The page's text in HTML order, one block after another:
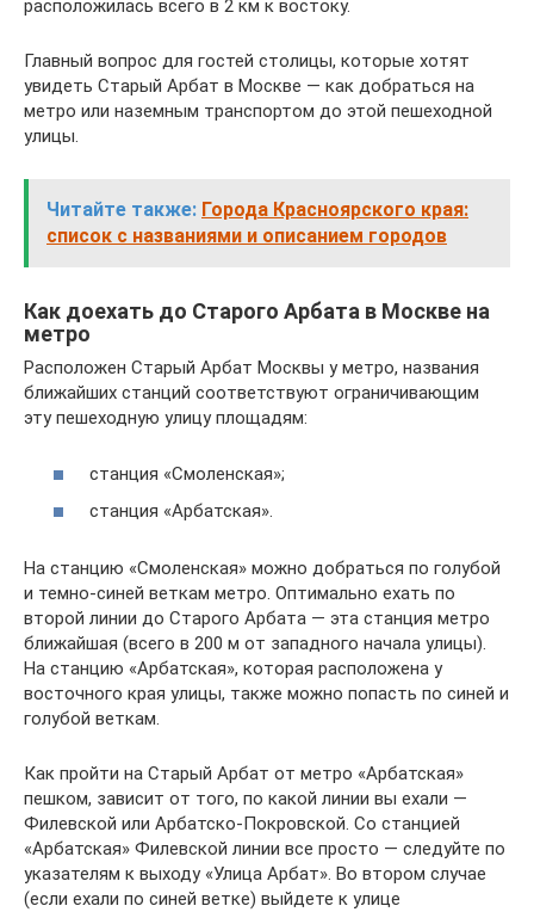
расположилась всего в 2 км к востоку.
Главный вопрос для гостей столицы, которые хотят
увидеть Старый Арбат в Москве — как добраться на
метро или наземным транспортом до этой пешеходной
улицы.
Читайте также: Города Красноярского края:
список с названиями и описанием городов
Как доехать до Старого Арбата в Москве на
метро
Расположен Старый Арбат Москвы у метро, названия
ближайших станций соответствуют ограничивающим
эту пешеходную улицу площадям:
станция «Смоленская»;
станция «Арбатская».
На станцию «Смоленская» можно добраться по голубой
и темно-синей веткам метро. Оптимально ехать по
второй линии до Старого Арбата — эта станция метро
ближайшая (всего в 200 м от западного начала улицы).
На станцию «Арбатская», которая расположена у
восточного края улицы, также можно попасть по синей и
голубой веткам.
Как пройти на Старый Арбат от метро «Арбатская»
пешком, зависит от того, по какой линии вы ехали —
Филевской или Арбатско-Покровской. Со станцией
«Арбатская» Филевской линии все просто — следуйте по
указателям к выходу «Улица Арбат». Во втором случае
(если ехали по синей ветке) выйдете к улице